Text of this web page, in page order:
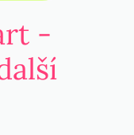
-